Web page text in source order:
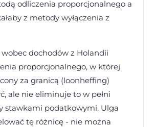
odliczenia proporcjonalnego a
z metody wyłączenia z
wobec dochodów z Holandii
proporcjonalnego, w której
za granicą (loonheffing)
ale nie eliminuje to w pełni
stawkami podatkowymi. Ulga
tę różnicę - nie można